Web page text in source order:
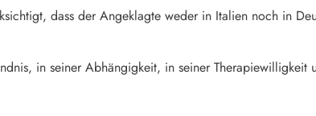
dass der Angeklagte weder in Italien noch in
in seiner Abhängigkeit, in seiner Therapiewilligkeit